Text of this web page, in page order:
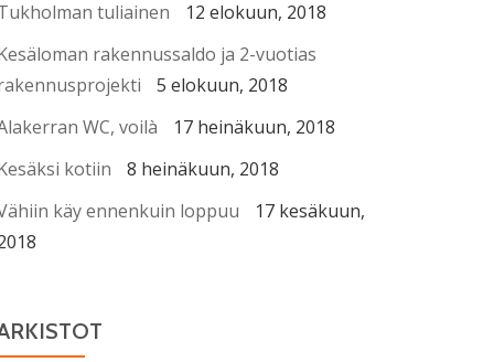
tuliainen
12 elokuun, 2018
rakennussaldo ja 2-vuotias
5 elokuun, 2018
WC, voilà
17 heinäkuun, 2018
kotiin
8 heinäkuun, 2018
käy ennenkuin loppuu
17 kesäkuun,